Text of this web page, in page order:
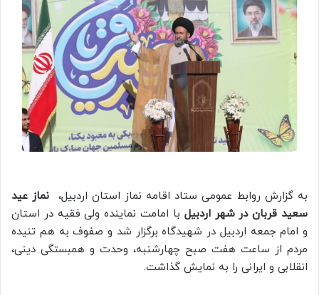
به گزارش روابط عمومی ستاد اقامه نماز استان اردبیل، نماز عید
سعید قربان در شهر اردبیل با امامت نماینده ولی فقیه در استان
و امام جمعه اردبیل در شهیدگاه برگزار شد و صفوف به هم تنیده
مردم از ساعت هفت صبح چهارشنبه، وحدت و همبستگی دینی،
انقلابی و ایرانی را به نمایش گذاشت.